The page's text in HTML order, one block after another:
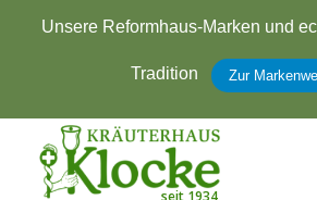
Unsere Reformhaus-Marken und
Tradition Zur